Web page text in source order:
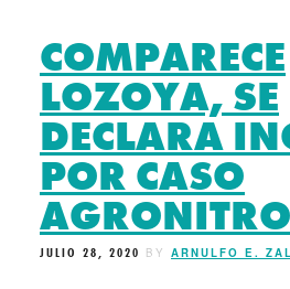
COMPARECE
LOZOYA, SE
DECLARA
POR CASO
JULIO 28, 2020 BY ARNULFO E.